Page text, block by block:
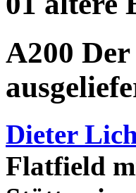
A200
Dieter
Flatfield